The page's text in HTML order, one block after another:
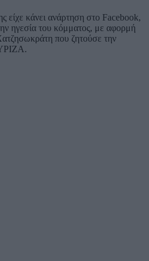
κάνει ανάρτηση στο Facebook,
ηγεσία του κόμματος, με αφορμή
που ζητούσε την